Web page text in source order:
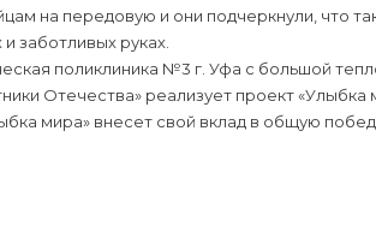
на передовую и они подчеркнули, что
заботливых руках.
поликлиника №3 г. Уфа с большой
Отечества» реализует проект «Улыбка
мира» внесет свой вклад в общую